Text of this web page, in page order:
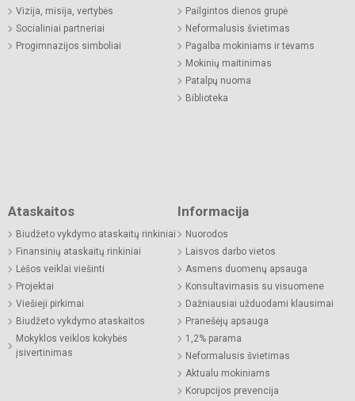
Vizija, misija, vertybės
Socialiniai partneriai
Progimnazijos simboliai
Pailgintos dienos grupė
Neformalusis švietimas
Pagalba mokiniams ir tėvams
Mokinių maitinimas
Patalpų nuoma
Biblioteka
Ataskaitos
Biudžeto vykdymo ataskaitų rinkiniai
Finansinių ataskaitų rinkiniai
Lėšos veiklai viešinti
Projektai
Viešieji pirkimai
Biudžeto vykdymo ataskaitos
Mokyklos veiklos kokybės
įsivertinimas
Informacija
Nuorodos
Laisvos darbo vietos
Asmens duomenų apsauga
Konsultavimasis su visuomene
Dažniausiai užduodami klausimai
Pranešėjų apsauga
1,2% parama
Neformalusis švietimas
Aktualu mokiniams
Korupcijos prevencija